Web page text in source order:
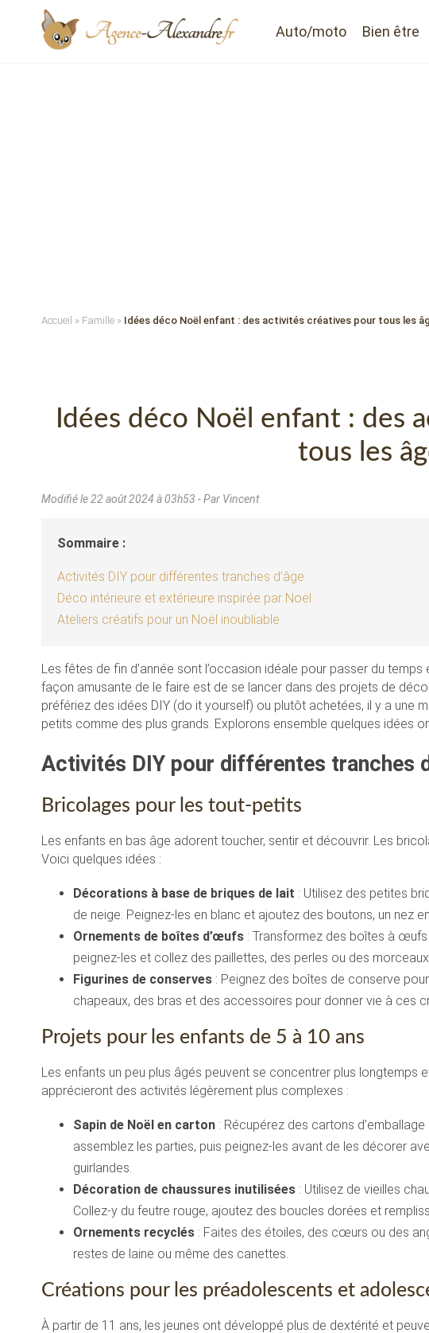
Auto/moto Bien être
Accueil » Famille » Idées déco Noël enfant : des activités créatives pour tous les
Idées déco Noël enfant : des
tous les
Modifié le22 août 2024 à 03h53 - Par Vincent
Sommaire :
Activités DIY pour différentes tranches d’âge
Déco intérieure et extérieure inspirée par Noël
Ateliers créatifs pour un Noël inoubliable
Les fêtes de fin d’année sont l’occasion idéale pour passer du
façon amusante de le faire est de se lancer dans des projets de
préfériez des idées DIY (do it yourself) ou plutôt achetées, il y a une
petits comme des plus grands. Explorons ensemble quelques idées
Activités DIY pour différentes tranches
Bricolages pour les tout-petits
Les enfants en bas âge adorent toucher, sentir et découvrir. Les
Voici quelques idées :
Décorations à base de briques de lait : Utilisez des petites
de neige. Peignez-les en blanc et ajoutez des boutons, un nez
Ornements de boîtes d’œufs : Transformez des boîtes à
peignez-les et collez des paillettes, des perles ou des
Figurines de conserves : Peignez des boîtes de conserve
chapeaux, des bras et des accessoires pour donner vie à ces
Projets pour les enfants de 5 à 10 ans
Les enfants un peu plus âgés peuvent se concentrer plus longtemps
apprécieront des activités légèrement plus complexes :
Sapin de Noël en carton : Récupérez des cartons
assemblez les parties, puis peignez-les avant de les décorer
guirlandes.
Décoration de chaussures inutilisées : Utilisez de vieilles
Collez-y du feutre rouge, ajoutez des boucles dorées et
Ornements recyclés : Faites des étoiles, des cœurs ou des
restes de laine ou même des canettes.
Créations pour les préadolescents et
À partir de 11 ans, les jeunes ont développé plus de dextérité et